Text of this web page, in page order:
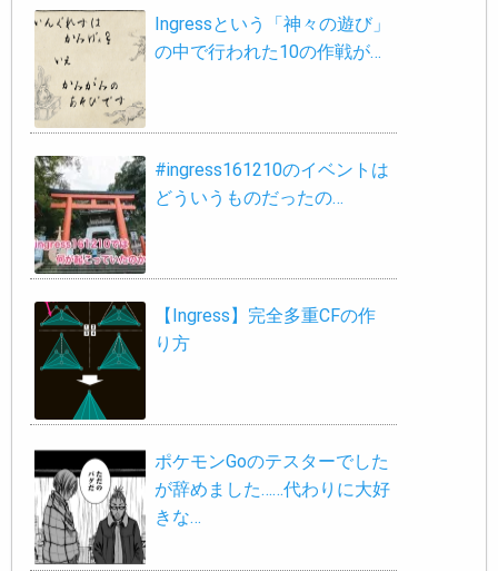
Ingressという「神々の遊び」
の中で行われた10の作戦が…
#ingress161210のイベントは
どういうものだったの…
【Ingress】完全多重CFの作
り方
ポケモンGoのテスターでした
が辞めました……代わりに大好
きな…